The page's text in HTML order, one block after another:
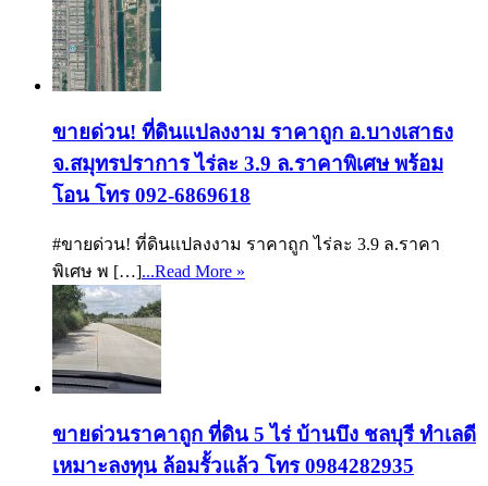
ขายด่วน! ที่ดินแปลงงาม ราคาถูก อ.บางเสาธง
จ.สมุทรปราการ ไร่ละ 3.9 ล.ราคาพิเศษ พร้อม
โอน โทร 092-6869618
#ขายด่วน! ที่ดินแปลงงาม ราคาถูก ไร่ละ 3.9 ล.ราคา
พิเศษ พ […]...Read More »
ขายด่วนราคาถูก ที่ดิน 5 ไร่ บ้านบึง ชลบุรี ทำเลดี
เหมาะลงทุน ล้อมรั้วแล้ว โทร 0984282935